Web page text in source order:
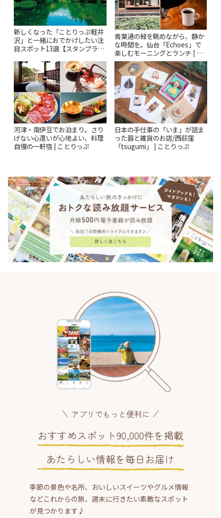
新しくなった「ことりっぷ軽井
沢」と一緒におでかけしたい注
目スポット13選【スタンプラリ
青葉通の緑を眺めながら、静か
な時間を。仙台「Echoes」で
楽しむモーニングとランチ | こ
とりっぷ
河津・南伊豆でお泊まり。さり
げない心遣いが心地よい、料理
自慢の一軒宿 | ことりっぷ
日本の手仕事の「いま」が詰ま
った器と雑貨のお店/西荻窪
「tsugumi」 | ことりっぷ
アプリでもっと便利に
おすすめスポット90,000件を掲載
あたらしい情報を毎日お届け
季節の景色や名所、おいしいスイーツやグルメ情報
などこれからの旅、週末に行きたい素敵なスポット
が見つかります♪